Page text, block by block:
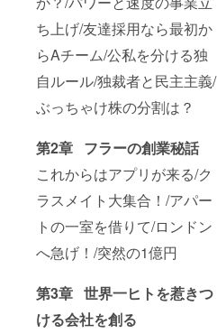
ち上げ/友達採用なら最初か
らAチーム/公私を分ける独
自ルール/独裁者と民主主義/
ぶっちゃけ株の分割は？
第2章 フラーの創業秘話
これからはアプリが来る/ク
ラスメイト大集合！/アパー
トの一室を借りて/ロンドン
へ急げ！/突然の1億円
第3章 世界一ヒトを惹きつ
ける会社を創る